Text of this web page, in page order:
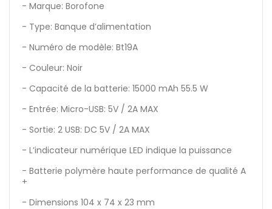
- Marque: Borofone
- Type: Banque d’alimentation
- Numéro de modèle: Bt19A
- Couleur: Noir
- Capacité de la batterie: 15000 mAh 55.5 W
- Entrée: Micro-USB: 5V / 2A MAX
- Sortie: 2 USB: DC 5V / 2A MAX
- L’indicateur numérique LED indique la puissance
- Batterie polymère haute performance de qualité A
+
- Dimensions 104 x 74 x 23 mm